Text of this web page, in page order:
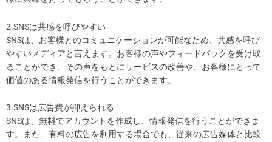
2.SNSは共感を呼びやすい
SNSは、お客様とのコミュニケーションが可能なため、共感を呼び
やすいメディアと言えます。お客様の声やフィードバックを受け取
ることができ、その声をもとにサービスの改善や、お客様にとって
価値のある情報発信を行うことができます。
3.SNSは広告費が抑えられる
SNSは、無料でアカウントを作成し、情報発信を行うことができま
す。また、有料の広告を利用する場合でも、従来の広告媒体と比較